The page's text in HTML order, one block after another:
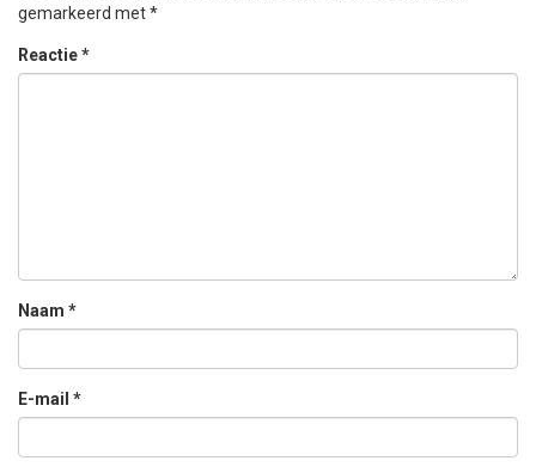
gemarkeerd met*
Reactie*
Naam *
E-mail *